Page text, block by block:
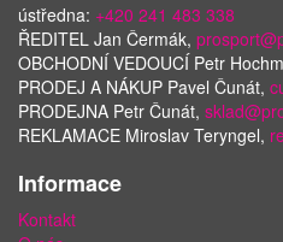
ústředna: +420 241 483 338
ŘEDITEL Jan Čermák,
OBCHODNÍ VEDOUCÍ Petr
PRODEJ A NÁKUP Pavel Čunát,
PRODEJNA Petr Čunát,
REKLAMACE Miroslav Teryngel,
Informace
Kontakt